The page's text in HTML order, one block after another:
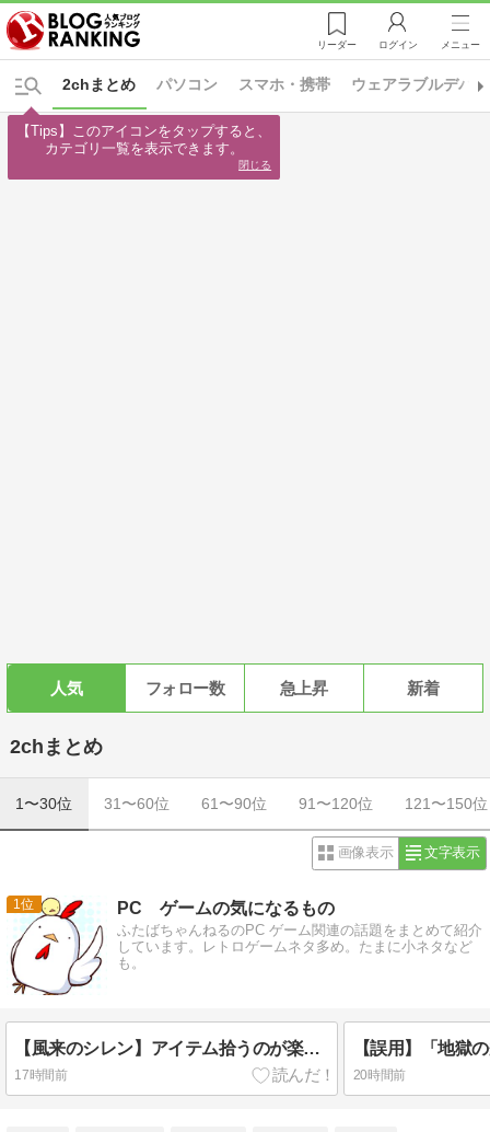
リーダー ログイン メニュー
パソコン スマホ・携帯 ウェアラブルデバ
2chまとめ
人気 フォロー数 急上昇 新着
2chまとめ
1〜30位 31〜60位 61〜90位 91〜120位 121〜150位
画像表示 文字表示
1 PC ゲームの気になるもの
ふたばちゃんねるのPC ゲーム関連の話題をまとめて紹介
しています。レトロゲームネタ多め。たまに小ネタなど
も。
【風来のシレン】アイテム拾うのが楽しみなゲームに置いて雑草に変えたり燃やしたりされるのは本当にストレスがヤバい
17時間前 20時間前
【Tips】このアイコンをタップすると、
カテゴリ一覧を表示できます。
閉じる